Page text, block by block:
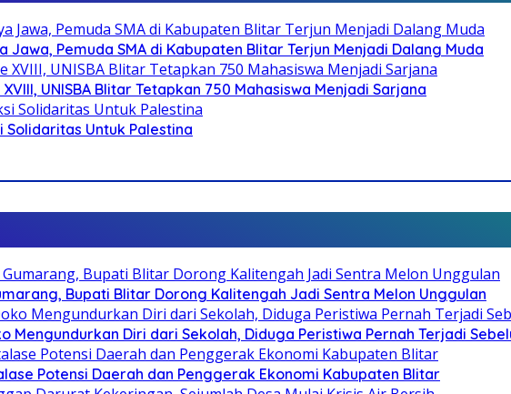
Pemuda SMA di Kabupaten Blitar Terjun Menjadi Dalang Muda
UNISBA Blitar Tetapkan 750 Mahasiswa Menjadi Sarjana
Solidaritas Untuk Palestina
Bupati Blitar Dorong Kalitengah Jadi Sentra Melon Unggulan
Mengundurkan Diri dari Sekolah, Diduga Peristiwa Pernah Terjadi
Potensi Daerah dan Penggerak Ekonomi Kabupaten Blitar